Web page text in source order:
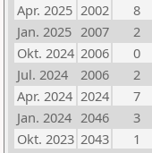
Apr. 2025 2002 8
Jan. 2025 2007 2
Okt. 2024 2006 0
Jul. 2024
2006 2
Apr. 2024 2024 7
Jan. 2024 2046 3
Okt. 2023 2043 1